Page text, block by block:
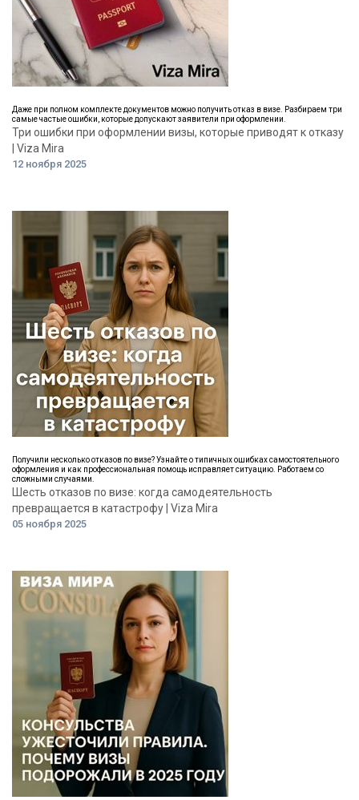
Даже при полном комплекте документов можно получить отказ в визе. Разбираем три
самые частые ошибки, которые допускают заявители при оформлении.
Три ошибки при оформлении визы, которые приводят к отказу
| Viza Mira
12 ноября 2025
Получили несколько отказов по визе? Узнайте о типичных ошибках самостоятельного
оформления и как профессиональная помощь исправляет ситуацию. Работаем со
сложными случаями.
Шесть отказов по визе: когда самодеятельность
превращается в катастрофу | Viza Mira
05 ноября 2025